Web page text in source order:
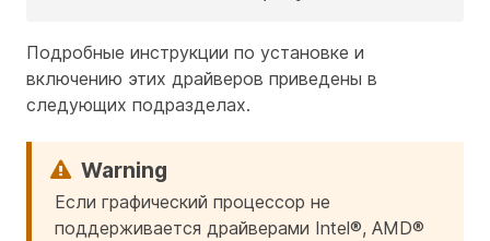
Подробные инструкции по установке и
включению этих драйверов приведены в
следующих подразделах.
Если графический процессор не
поддерживается драйверами Intel®, AMD®